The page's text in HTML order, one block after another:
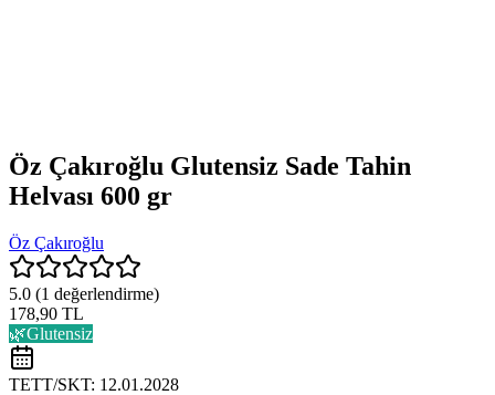
Öz Çakıroğlu Glutensiz Sade Tahin
Helvası 600 gr
Öz Çakıroğlu
5.0 (1 değerlendirme)
178,90 TL
🌿Glutensiz
TETT/SKT: 12.01.2028